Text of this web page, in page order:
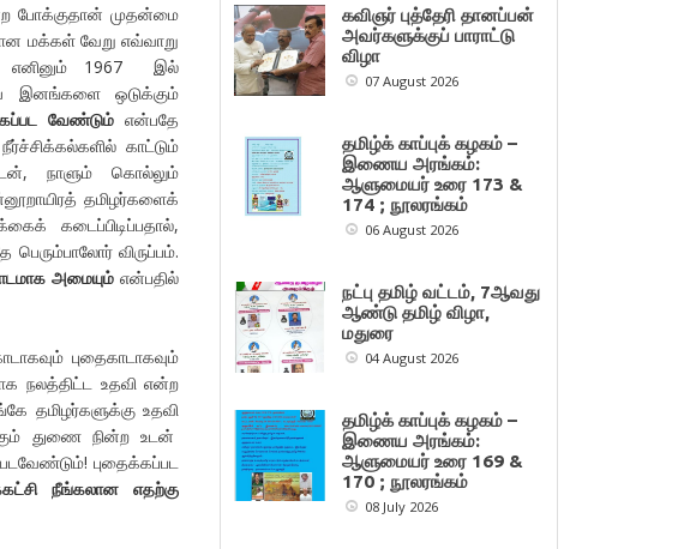
போக்குதான் முதன்மை
மக்கள் வேறு எவ்வாறு
எனினும் 1967 இல்
இனங்களை ஒடுக்கும்
வேண்டும் என்பதே
காட்டும்
நாளும் கொல்லும்
தமிழர்களைக்
கடைப்பிடிப்பதால்,
விருப்பம்.
அமையும் என்பதில்
புதைகாடாகவும்
நலத்திட்ட உதவி என்ற
தமிழர்களுக்கு உதவி
துணை நின்ற உடன்
புதைக்கப்பட
நீங்கலான எதற்கு
கவிஞர் புத்தேரி தானப்பன்
அவர்களுக்குப் பாராட்டு
விழா
07 August 2026
தமிழ்க் காப்புக் கழகம் –
இணைய அரங்கம்:
ஆளுமையர் உரை 173 &
174 ; நூலரங்கம்
06 August 2026
நட்பு தமிழ் வட்டம், 7ஆவது
ஆண்டு தமிழ் விழா,
மதுரை
04 August 2026
தமிழ்க் காப்புக் கழகம் –
இணைய அரங்கம்:
ஆளுமையர் உரை 169 &
170 ; நூலரங்கம்
08 July 2026